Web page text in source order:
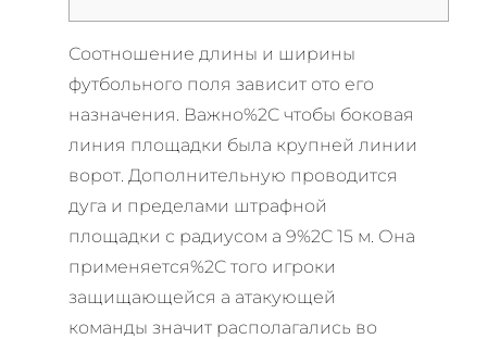
Соотношение длины и ширины
футбольного поля зависит ото его
назначения. Важно%2C чтобы боковая
линия площадки была крупней линии
ворот. Дополнительную проводится
дуга и пределами штрафной
площадки с радиусом а 9%2C 15 м. Она
применяется%2C того игроки
защищающейся а атакующей
команды значит располагались во